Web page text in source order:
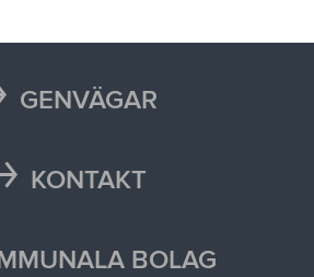
GENVÄGAR
Läsårstider
KONTAKT
Press och mediaBOLAG